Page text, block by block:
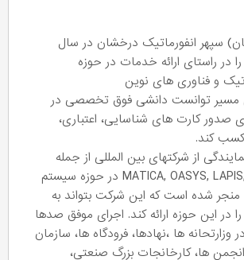
سپهر انفورماتیک درخشان در سال
را در راستای ارائه خدمات در حوزه
و فناوری های نوین
مسیر توانست دانشی فوق تخصصی در
صدور کارت های شناسایی، اعتباری،
کند.
از شرکتهای بین المللی از جمله
MATICA, OASYS, LAPIS, INTERLOCKAG در حوزه سیستم
شده است که این شرکت بتواند به
در این حوزه ارائه کند. اجرای موفق صدها
وزارتحانه ها ،نهادها، فرودگاه ها، سازمان
ها، کارخانجات بزرگ صنعتی،